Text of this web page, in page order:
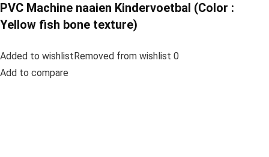
PVC Machine naaien Kindervoetbal (Color :
Yellow fish bone texture)
Added to wishlistRemoved from wishlist 0
Add to compare